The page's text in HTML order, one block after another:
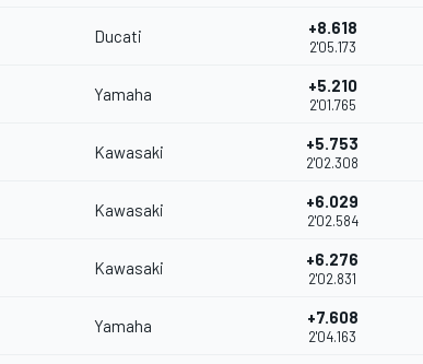
Ducati +8.618
2'05.173
Yamaha +5.210
2'01.765
Kawasaki +5.753
2'02.308
Kawasaki +6.029
2'02.584
Kawasaki +6.276
2'02.831
Yamaha +7.608
2'04.163